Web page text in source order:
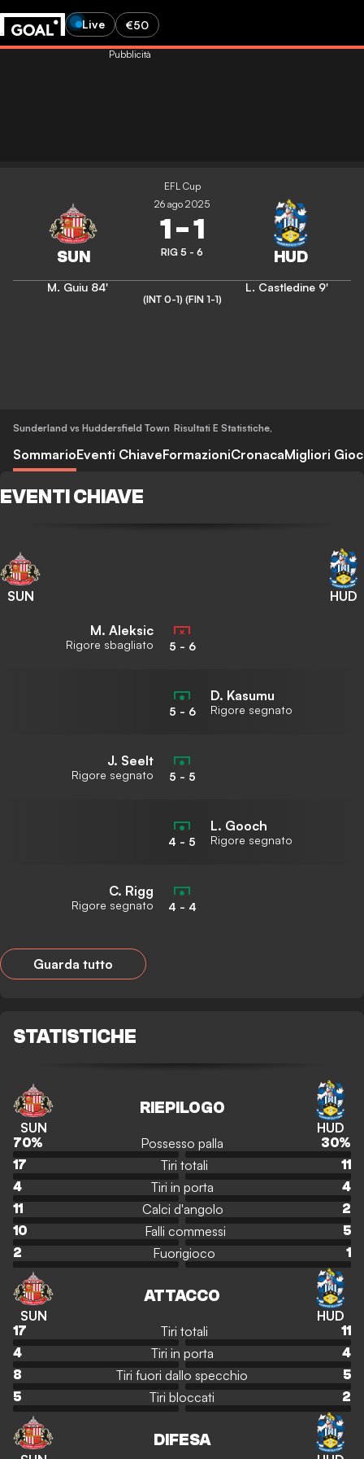
Live €50
Pubblicità
EFL Cup
26 ago 2025
1-1
RIG 5 - 6
M. Guiu 84' L. Castledine 9'
(INT 0-1) (FIN 1-1)
Sunderland vs Huddersfield Town Risultati E Statistiche,
SommarioEventi ChiaveFormazioniCronacaMigliori
EVENTI CHIAVE
SUN HUD
M. Aleksic
Rigore sbagliato 5 - 6
5 - 6
D. Kasumu
Rigore segnato
J. Seelt
Rigore segnato 5 - 5
4 - 5
L. Gooch
Rigore segnato
C. Rigg
Rigore segnato 4 - 4
Guarda tutto
STATISTICHE
SUN
RIEPILOGO
HUD
70% Possesso palla 30%
17
Tiri totali
11
4
Tiri in porta
4
11
Calci d'angolo
2
10
Falli commessi
5
2
Fuorigioco 1
SUN
ATTACCO
HUD
17 Tiri totali
11
4
Tiri in porta
4
8
Tiri fuori dallo specchio
5
5
Tiri bloccati 2
DIFESA